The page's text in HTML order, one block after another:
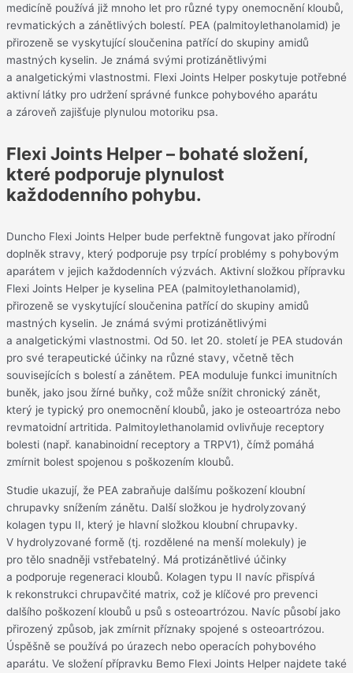
medicíně používá již mnoho let pro různé typy onemocnění kloubů,
revmatických a zánětlivých bolestí. PEA (palmitoylethanolamid) je
přirozeně se vyskytující sloučenina patřící do skupiny amidů
mastných kyselin. Je známá svými protizánětlivými
a analgetickými vlastnostmi. Flexi Joints Helper poskytuje potřebné
aktivní látky pro udržení správné funkce pohybového aparátu
a zároveň zajišťuje plynulou motoriku psa.
Flexi Joints Helper – bohaté složení,
které podporuje plynulost
každodenního pohybu.
Duncho Flexi Joints Helper bude perfektně fungovat jako přírodní
doplněk stravy, který podporuje psy trpící problémy s pohybovým
aparátem v jejich každodenních výzvách. Aktivní složkou přípravku
Flexi Joints Helper je kyselina PEA (palmitoylethanolamid),
přirozeně se vyskytující sloučenina patřící do skupiny amidů
mastných kyselin. Je známá svými protizánětlivými
a analgetickými vlastnostmi. Od 50. let 20. století je PEA studován
pro své terapeutické účinky na různé stavy, včetně těch
souvisejících s bolestí a zánětem. PEA moduluje funkci imunitních
buněk, jako jsou žírné buňky, což může snížit chronický zánět,
který je typický pro onemocnění kloubů, jako je osteoartróza nebo
revmatoidní artritida. Palmitoylethanolamid ovlivňuje receptory
bolesti (např. kanabinoidní receptory a TRPV1), čímž pomáhá
zmírnit bolest spojenou s poškozením kloubů.
Studie ukazují, že PEA zabraňuje dalšímu poškození kloubní
chrupavky snížením zánětu. Další složkou je hydrolyzovaný
kolagen typu II, který je hlavní složkou kloubní chrupavky.
V hydrolyzované formě (tj. rozdělené na menší molekuly) je
pro tělo snadněji vstřebatelný. Má protizánětlivé účinky
a podporuje regeneraci kloubů. Kolagen typu II navíc přispívá
k rekonstrukci chrupavčité matrix, což je klíčové pro prevenci
dalšího poškození kloubů u psů s osteoartrózou. Navíc působí jako
přirozený způsob, jak zmírnit příznaky spojené s osteoartrózou.
Úspěšně se používá po úrazech nebo operacích pohybového
aparátu. Ve složení přípravku Bemo Flexi Joints Helper najdete také